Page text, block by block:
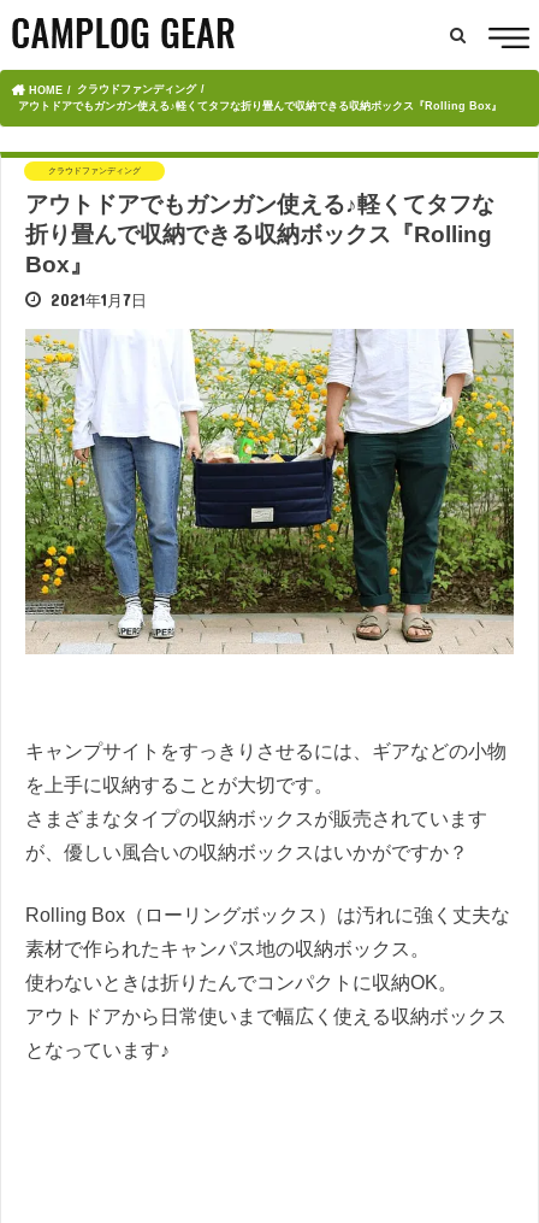
HOME
クラウドファンディング
アウトドアでもガンガン使える♪軽くてタフな折り畳んで収納できる収納ボックス『Rolling Box』
クラウドファンディング
アウトドアでもガンガン使える♪軽くてタフな
折り畳んで収納できる収納ボックス『Rolling
Box』
2021年1月7日
キャンプサイトをすっきりさせるには、ギアなどの小物
を上手に収納することが大切です。
さまざまなタイプの収納ボックスが販売されています
が、優しい風合いの収納ボックスはいかがですか？
Rolling Box（ローリングボックス）は汚れに強く丈夫な
素材で作られたキャンパス地の収納ボックス。
使わないときは折りたんでコンパクトに収納OK。
アウトドアから日常使いまで幅広く使える収納ボックス
となっています♪